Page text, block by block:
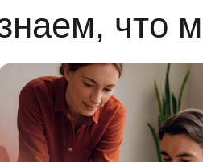
что